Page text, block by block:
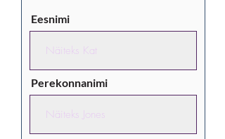
Eesnimi
Perekonnanimi